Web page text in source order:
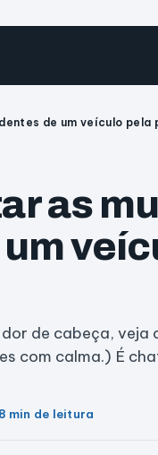
de um veículo pela
as
de cabeça,
com calma.) É
8 min de leitura